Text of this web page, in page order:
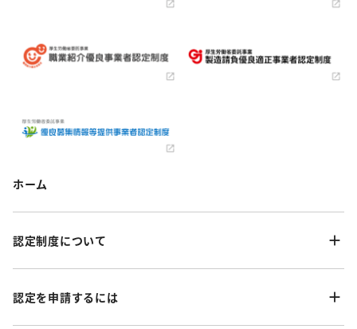
ホーム
認定制度について
認定を申請するには